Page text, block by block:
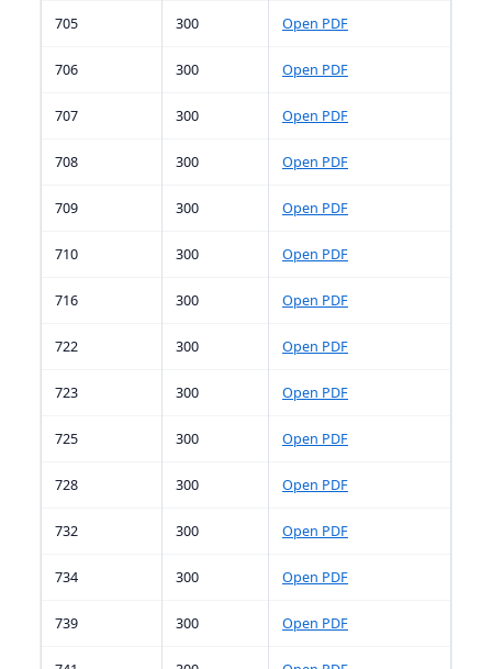
705 300 Open PDF
706 300 Open PDF
707 300 Open PDF
708 300 Open PDF
709 300 Open PDF
710 300 Open PDF
716 300 Open PDF
722 300 Open PDF
723 300 Open PDF
725 300 Open PDF
728 300 Open PDF
732 300 Open PDF
734 300 Open PDF
739 300 Open PDF